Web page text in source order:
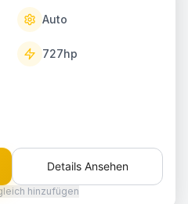
Auto
727hp
Details Ansehen
hinzufügen